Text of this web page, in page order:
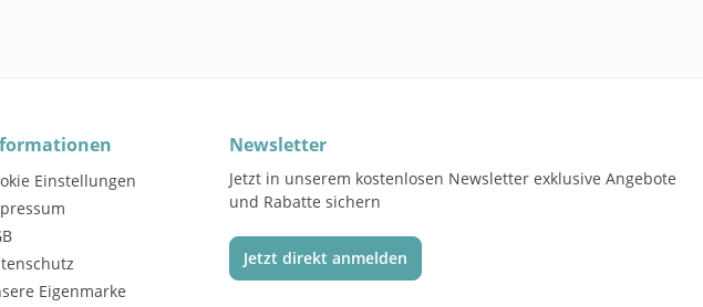
Einstellungen
Eigenmarke
Newsletter
Jetzt in unserem kostenlosen Newsletter exklusive Angebote
und Rabatte sichern
Jetzt direkt anmelden